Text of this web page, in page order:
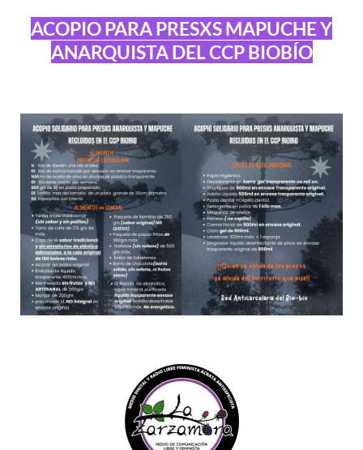
ACOPIO PARA PRESXS MAPUCHE Y
ANARQUISTA DEL CCP BIOBÍO